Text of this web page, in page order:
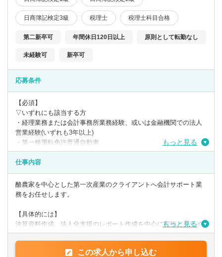
日商簿記検定3級 税理士 税理士科目合格
第二新卒可 年間休日120日以上 原則として転勤なし
未経験可 新卒可
応募条件
【必須】
▽いずれにも該当する方
・経理業務または会計事務所業務経験、或いは金融機関での法人
営業経験(いずれも3年以上)
・第一種運転免許普通自動車
・日商簿記検定3級
【歓迎】
・日商簿記検定2級
・Word、Evcel、Powerpoint
◎求める人物像
上記スキル等を有し、自立して前向きに取り組むことができる
もっと見る
仕事内容
酪農家を中心とした第一次産業のクライアントへ会計サポート業
務をお任せします。
【具体的には】
決算資料作成、法人化支援のレポート作成を中心に実施。クライ
アントへ訪問し、ヒアリング、経営課題解決に向けたサポートを
行います。
もっと見る
この求人から申し込む